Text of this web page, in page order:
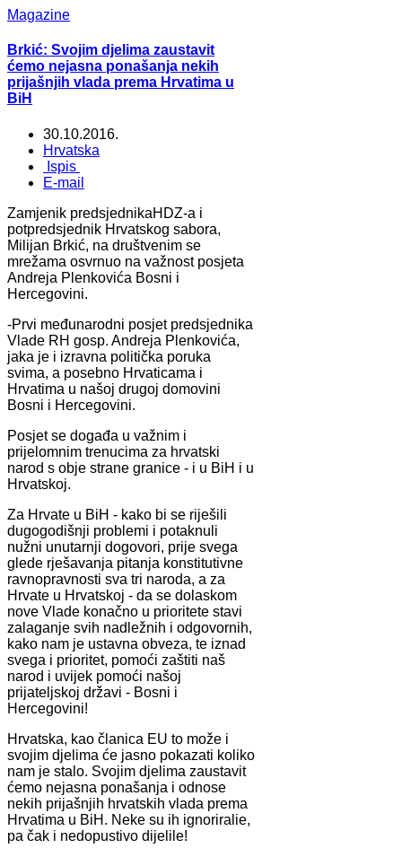
Magazine
Brkić: Svojim djelima zaustavit
ćemo nejasna ponašanja nekih
prijašnjih vlada prema Hrvatima u
BiH
30.10.2016.
Hrvatska
Ispis
E-mail
Zamjenik predsjednikaHDZ-a i
potpredsjednik Hrvatskog sabora,
Milijan Brkić, na društvenim se
mrežama osvrnuo na važnost posjeta
Andreja Plenkovića Bosni i
Hercegovini.
-Prvi međunarodni posjet predsjednika
Vlade RH gosp. Andreja Plenkovića,
jaka je i izravna politička poruka
svima, a posebno Hrvaticama i
Hrvatima u našoj drugoj domovini
Bosni i Hercegovini.
Posjet se događa u važnim i
prijelomnim trenucima za hrvatski
narod s obje strane granice - i u BiH i u
Hrvatskoj.
Za Hrvate u BiH - kako bi se riješili
dugogodišnji problemi i potaknuli
nužni unutarnji dogovori, prije svega
glede rješavanja pitanja konstitutivne
ravnopravnosti sva tri naroda, a za
Hrvate u Hrvatskoj - da se dolaskom
nove Vlade konačno u prioritete stavi
zalaganje svih nadležnih i odgovornih,
kako nam je ustavna obveza, te iznad
svega i prioritet, pomoći zaštiti naš
narod i uvijek pomoći našoj
prijateljskoj državi - Bosni i
Hercegovini!
Hrvatska, kao članica EU to može i
svojim djelima će jasno pokazati koliko
nam je stalo. Svojim djelima zaustavit
ćemo nejasna ponašanja i odnose
nekih prijašnjih hrvatskih vlada prema
Hrvatima u BiH. Neke su ih ignoriralie,
pa čak i nedopustivo dijelile!